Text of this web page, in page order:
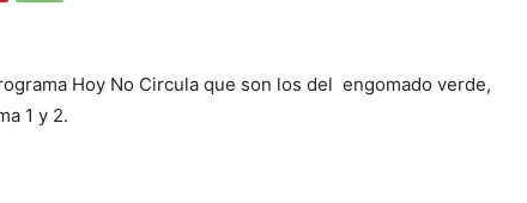
Hoy No Circula que son los del engomado verde,
1 y 2.